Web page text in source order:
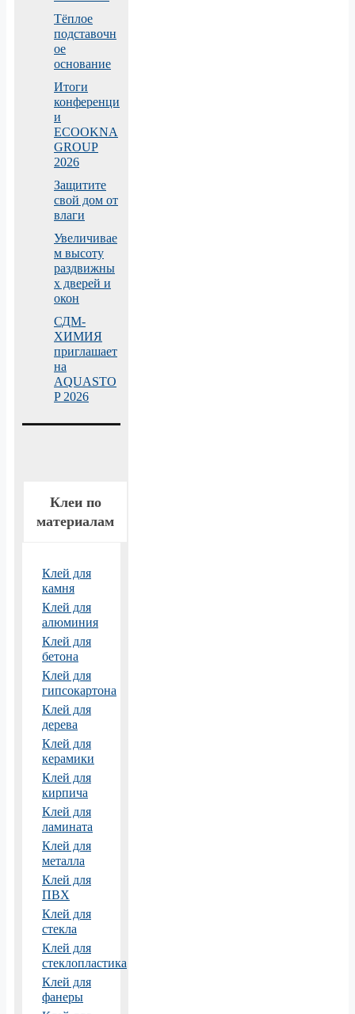
Тёплое
подставочн
ое
основание
Итоги
конференци
и
ECOOKNA
GROUP
2026
Защитите
свой дом от
влаги
Увеличивае
м высоту
раздвижны
х дверей и
окон
СДМ-
ХИМИЯ
приглашает
на
AQUASTO
P 2026
Клеи по
материалам
Клей для
камня
Клей для
алюминия
Клей для
бетона
Клей для
гипсокартона
Клей для
дерева
Клей для
керамики
Клей для
кирпича
Клей для
ламината
Клей для
металла
Клей для
ПВХ
Клей для
стекла
Клей для
стеклопластика
Клей для
фанеры